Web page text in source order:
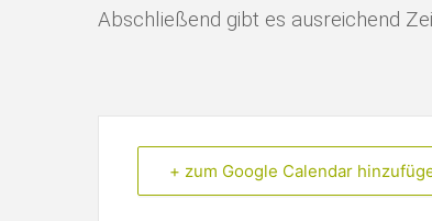
Abschließend gibt es ausreichend
+ zum Google Calendar